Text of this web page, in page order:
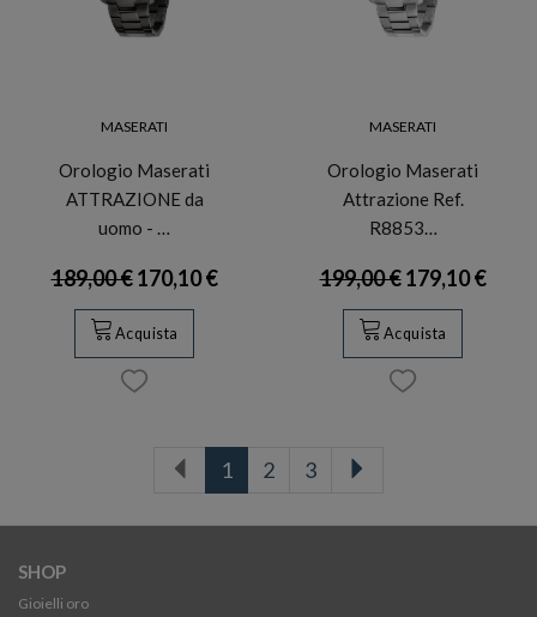
MASERATI
Orologio Maserati
ATTRAZIONE da
uomo - …
189,00 €170,10 €
Acquista
MASERATI
Orologio Maserati
Attrazione Ref.
R8853…
199,00 €179,10 €
Acquista
1 2 3
SHOP
Gioielli oro